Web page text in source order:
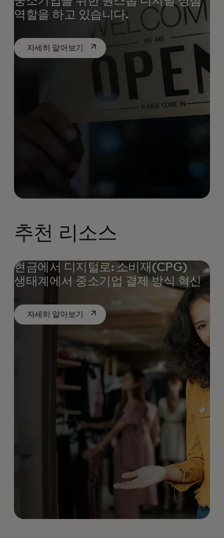
역할을 하고 있습니다.
자세히 알아보기 새 탭에서 열림
추천 리소스
현금에서 디지털로: 소비재(CPG)
생태계에서 중소기업 결제 방식 혁신
자세히 알아보기 새 탭에서 열림